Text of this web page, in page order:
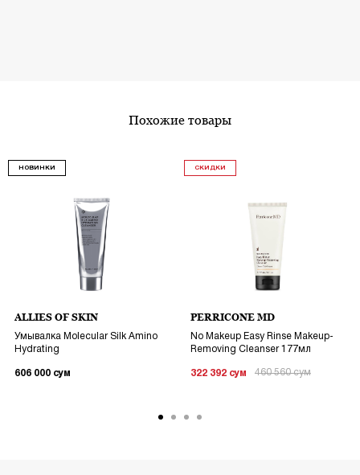
похожие товары
НОВИНКИ
ALLIES OF SKIN
Умывалка Molecular Silk Amino
Hydrating
606 000 сум
СКИДКИ
PERRICONE MD
No Makeup Easy Rinse Makeup-
Removing Cleanser 177мл
322 392 сум 460 560сум